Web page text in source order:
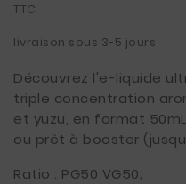
TTC
livraison sous 3-5 jours
Découvrez l'e-liquide
triple concentration
et yuzu, en format
ou prêt à booster
Ratio : PG50 VG50;